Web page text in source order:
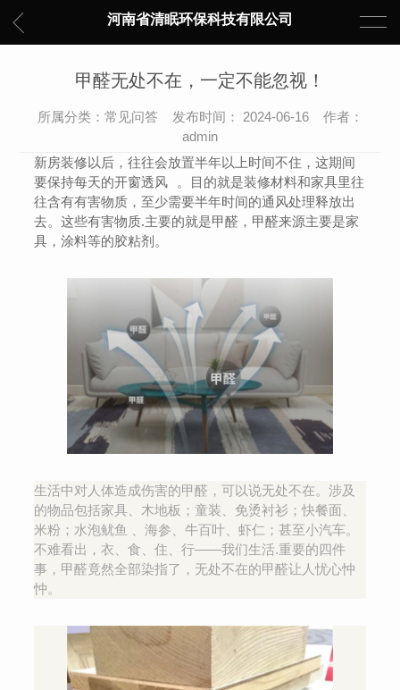
河南省清眠环保科技有限公司
甲醛无处不在，一定不能忽视！
所属分类：常见问答 发布时间： 2024-06-16 作者：
admin
新房装修以后，往往会放置半年以上时间不住，这期间
要保持每天的开窗透风
。目的就是装修材料和家具里往
往含有有害物质，至少需要半年时间的通风处理释放出
去。这些有害物质.主要的就是甲醛，甲醛来源主要是家
具，涂料等的胶粘剂。
生活中对人体造成伤害的甲醛，可以说无处不在。涉及
的物品包括家具、木地板；童装、免烫衬衫；快餐面、
米粉；水泡鱿鱼 、海参、牛百叶、虾仁；甚至小汽车。
不难看出，衣、食、住、行——我们生活.重要的四件
事，甲醛竟然全部染指了，无处不在的甲醛让人忧心忡
忡。